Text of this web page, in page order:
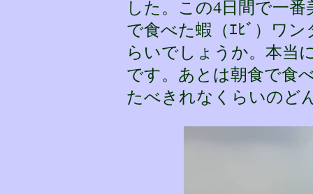
した。この4日間で一
で食べた蝦（ｴﾋﾞ）ワ
らいでしょうか。本当
です。あとは朝食で食
たべきれなくらいのど